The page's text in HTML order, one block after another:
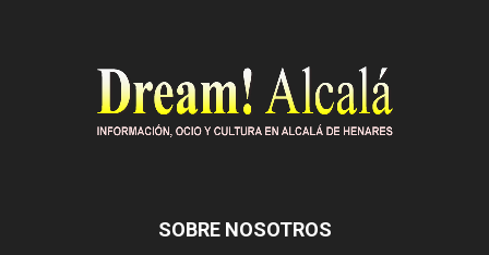
SOBRE NOSOTROS